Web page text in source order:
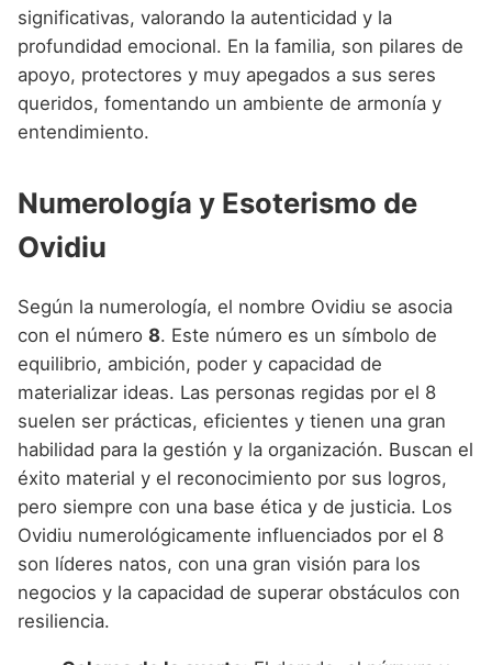
significativas, valorando la autenticidad y la
profundidad emocional. En la familia, son pilares de
apoyo, protectores y muy apegados a sus seres
queridos, fomentando un ambiente de armonía y
entendimiento.
Numerología y Esoterismo de
Ovidiu
Según la numerología, el nombre Ovidiu se asocia
con el número 8. Este número es un símbolo de
equilibrio, ambición, poder y capacidad de
materializar ideas. Las personas regidas por el 8
suelen ser prácticas, eficientes y tienen una gran
habilidad para la gestión y la organización. Buscan el
éxito material y el reconocimiento por sus logros,
pero siempre con una base ética y de justicia. Los
Ovidiu numerológicamente influenciados por el 8
son líderes natos, con una gran visión para los
negocios y la capacidad de superar obstáculos con
resiliencia.